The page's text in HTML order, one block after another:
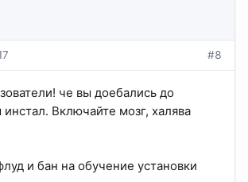
#8
че вы доебались до
Включайте мозг, халява
и бан на обучение установки